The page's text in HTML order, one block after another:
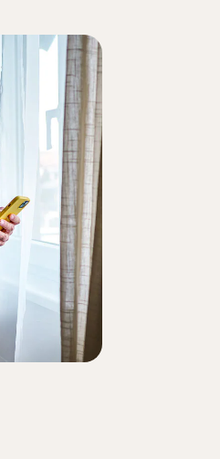
Historique des commandes
Saisissez votre clé de produit